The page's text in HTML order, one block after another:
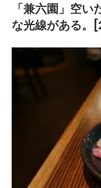
「兼六園」空
な光線がある。